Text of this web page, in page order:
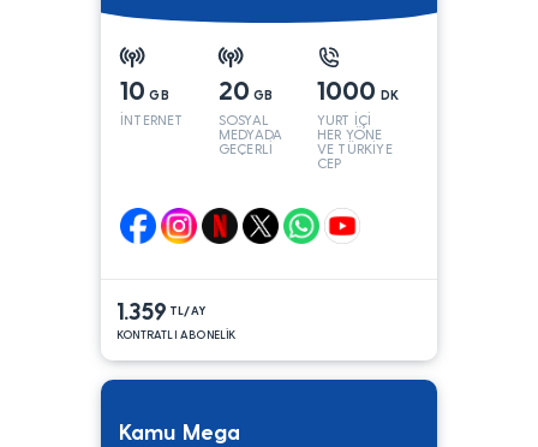
10 GB
İNTERNET
20 GB
SOSYAL
MEDYADA
GEÇERLİ
1000 DK
YURT İÇİ
HER YÖNE
VE TÜRKİYE
CEP
1.359 TL/AY
KONTRATLI ABONELİK
Kamu Mega